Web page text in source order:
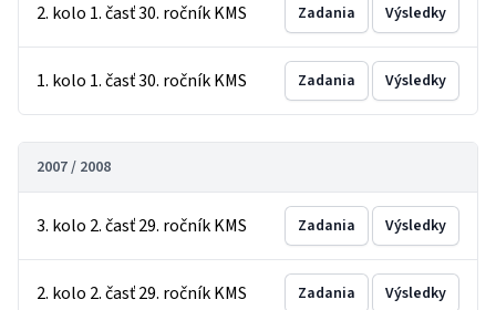
2. kolo 1. časť 30. ročník KMS Zadania Výsledky
1. kolo 1. časť 30. ročník KMS Zadania Výsledky
2007 / 2008
3. kolo 2. časť 29. ročník KMS Zadania Výsledky
2. kolo 2. časť 29. ročník KMS Zadania Výsledky